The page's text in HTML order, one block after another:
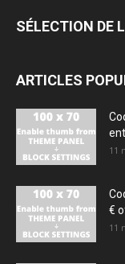
SÉLECTION DE
ARTICLES
11
€
11